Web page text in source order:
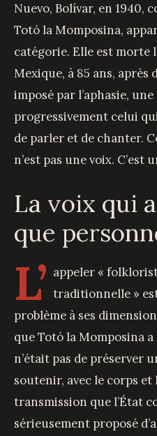
Nuevo, Bolívar, en 1940,
Totó la Momposina,
catégorie. Elle est morte
Mexique, à 85 ans, après
imposé par l’aphasie,
progressivement celui
de parler et de chanter.
n’est pas une voix. C’est
La voix qui
que
L’ appeler «
traditionnelle »
problème à ses
que Totó la Momposina
n’était pas de préserver
soutenir, avec le corps et
transmission que l’État
sérieusement proposé